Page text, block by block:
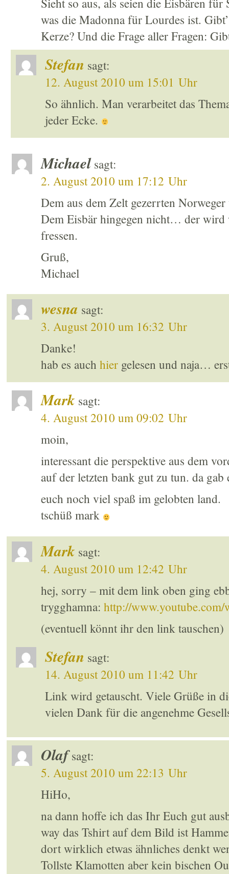
Sieht so aus, als seien die Eisbären
was die Madonna für Lourdes ist.
Kerze? Und die Frage aller Fragen:
Stefan sagt:
12. August 2010 um 15:01 Uhr
So ähnlich. Man verarbeitet das
jeder Ecke.
Michael sagt:
2. August 2010 um 17:12 Uhr
Dem aus dem Zelt gezerrten
Dem Eisbär hingegen nicht… der wird
fressen.
Gruß,
Michael
wesna sagt:
3. August 2010 um 16:32 Uhr
Danke!
hab es auch hiergelesen und naja…
Mark sagt:
4. August 2010 um 09:02 Uhr
moin,
interessant die perspektive aus dem
auf der letzten bank gut zu tun. da
euch noch viel spaß im gelobten land.
tschüß mark
Mark sagt:
4. August 2010 um 12:42 Uhr
hej, sorry – mit dem link oben ging
trygghamna: http://
(eventuell könnt ihr den link tauschen)
Stefan sagt:
14. August 2010 um 11:42 Uhr
Link wird getauscht. Viele Grüße in
vielen Dank für die angenehme
Olaf sagt:
5. August 2010 um 22:13 Uhr
HiHo,
na dann hoffe ich das Ihr Euch gut
way das Tshirt auf dem Bild ist
dort wirklich etwas ähnliches denkt
Tollste Klamotten aber kein bischen